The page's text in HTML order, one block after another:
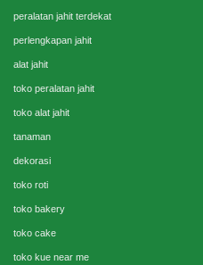
peralatan jahit terdekat
perlengkapan jahit
alat jahit
toko peralatan jahit
toko alat jahit
tanaman
dekorasi
toko roti
toko bakery
toko cake
toko kue near me